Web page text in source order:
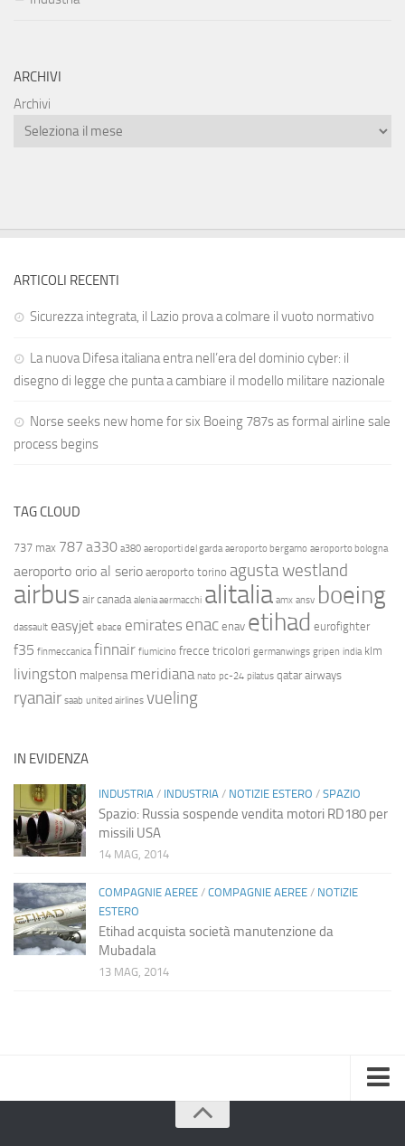
ARCHIVI
Archivi
ARTICOLI RECENTI
Sicurezza integrata, il Lazio prova a colmare il vuoto normativo
La nuova Difesa italiana entra nell’era del dominio cyber: il
disegno di legge che punta a cambiare il modello militare nazionale
Norse seeks new home for six Boeing 787s as formal airline sale
process begins
TAG CLOUD
737 max 787 a330 a380 aeroporti del garda aeroporto bergamo aeroporto bologna
aeroporto orio al serio aeroporto torino agusta westland
airbus air canada alenia aermacchi alitalia amx ansv boeing
dassault easyjet ebace emirates enac enav etihad eurofighter
f35 finmeccanica finnair fiumicino frecce tricolori germanwings gripen india klm
livingston malpensa meridiana nato pc-24 pilatus qatar airways
ryanair saab united airlines vueling
IN EVIDENZA
INDUSTRIA / INDUSTRIA / NOTIZIE ESTERO / SPAZIO
Spazio: Russia sospende vendita motori RD180 per
missili USA
14 MAG, 2014
COMPAGNIE AEREE / COMPAGNIE AEREE / NOTIZIE
ESTERO
Etihad acquista società manutenzione da
Mubadala
13 MAG, 2014